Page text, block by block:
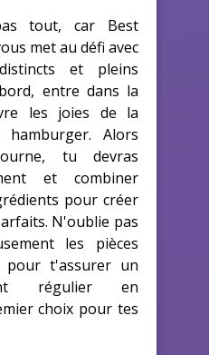
tout, car Best
met au défi avec
et pleins
entre dans la
les joies de la
Alors
tu devras
et combiner
pour créer
N'oublie pas
les pièces
pour t'assurer un
régulier en
choix pour tes